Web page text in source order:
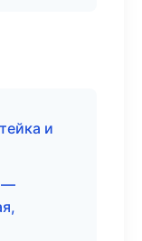
и
—